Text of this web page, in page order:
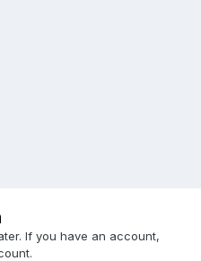
If you have an account,